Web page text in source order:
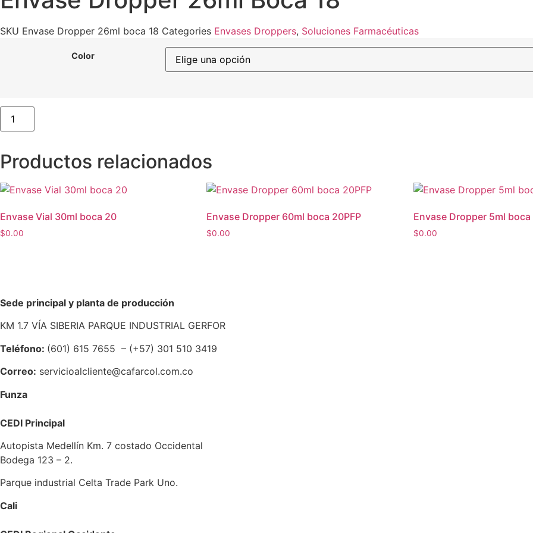
SKU Envase Dropper 26ml boca 18 Categories Envases Droppers, Soluciones Farmacéuticas
Color
Envase
Dropper
26ml
cantidad
Productos relacionados
Envase Vial 30ml boca 20
$0.00
Envase Dropper 60ml boca 20PFP
$0.00
Envase Dropper 5ml boca
$0.00
Sede principal y planta de producción
KM 1.7 VÍA SIBERIA PARQUE INDUSTRIAL GERFOR
Teléfono: (601) 615 7655 – (+57) 301 510 3419
Correo: servicioalcliente@cafarcol.com.co
Funza
CEDI Principal
Autopista Medellín Km. 7 costado Occidental
Bodega 123 – 2.
Parque industrial Celta Trade Park Uno.
Cali